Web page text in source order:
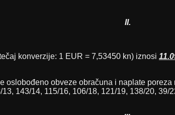
II.
konverzije: 1 EUR = 7,53450 kn) iznosi
oslobođeno obveze obračuna i naplate
143/14, 115/16, 106/18, 121/19, 138/20,